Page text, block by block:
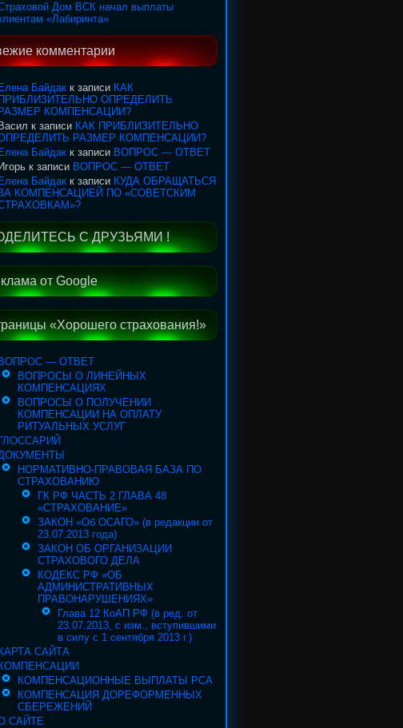
Дом ВСК начал выплаты
«Лабиринта»
комментарии
Елена Байдак к записи КАК
ПРИБЛИЗИТЕЛЬНО ОПРЕДЕЛИТЬ
РАЗМЕР КОМПЕНСАЦИИ?
Васил к записи КАК ПРИБЛИЗИТЕЛЬНО
РАЗМЕР КОМПЕНСАЦИИ?
Елена Байдак к записи ВОПРОС — ОТВЕТ
Игорь к записи ВОПРОС — ОТВЕТ
Елена Байдак к записи КУДА ОБРАЩАТЬСЯ
КОМПЕНСАЦИЕЙ ПО «СОВЕТСКИМ
С ДРУЗЬЯМИ !
от Google
«Хорошего страхования!»
— ОТВЕТ
ВОПРОСЫ О ЛИНЕЙНЫХ
КОМПЕНСАЦИЯХ
ВОПРОСЫ О ПОЛУЧЕНИИ
КОМПЕНСАЦИИ НА ОПЛАТУ
РИТУАЛЬНЫХ УСЛУГ
НОРМАТИВНО-ПРАВОВАЯ БАЗА ПО
СТРАХОВАНИЮ
ГК РФ ЧАСТЬ 2 ГЛАВА 48
«СТРАХОВАНИЕ»
ЗАКОН «Об ОСАГО» (в редакции от
23.07.2013 года)
ЗАКОН ОБ ОРГАНИЗАЦИИ
СТРАХОВОГО ДЕЛА
КОДЕКС РФ «ОБ
АДМИНИСТРАТИВНЫХ
ПРАВОНАРУШЕНИЯХ»
Глава 12 КоАП РФ (в ред. от
23.07.2013, с изм., вступившими
в силу с 1 сентября 2013 г.)
САЙТА
КОМПЕНСАЦИОННЫЕ ВЫПЛАТЫ РСА
КОМПЕНСАЦИЯ ДОРЕФОРМЕННЫХ
СБЕРЕЖЕНИЙ
САЙТЕ